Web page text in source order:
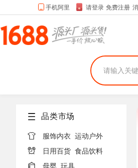
品类市场
 服饰内衣 运动户外
 日用百货 食品饮料
 母婴 玩具